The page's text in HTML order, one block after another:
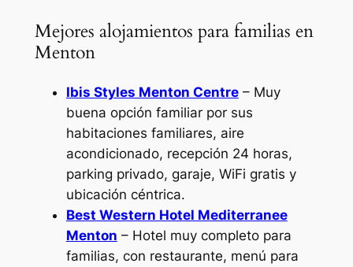
Mejores alojamientos para familias en
Menton
Ibis Styles Menton Centre– Muy
buena opción familiar por sus
habitaciones familiares, aire
acondicionado, recepción 24 horas,
parking privado, garaje, WiFi gratis y
ubicación céntrica.
Best Western Hotel Mediterranee
Menton – Hotel muy completo para
familias, con restaurante, menú para